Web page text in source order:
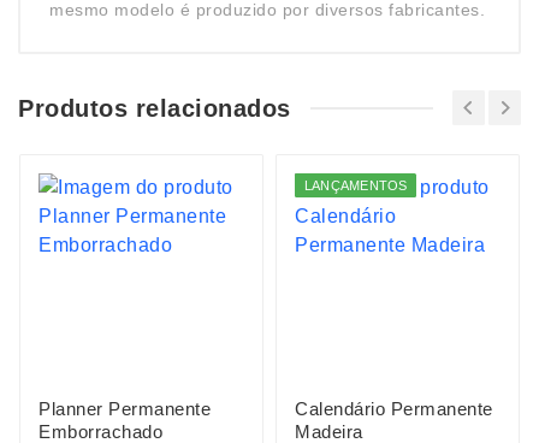
mesmo modelo é produzido por diversos fabricantes.
Produtos relacionados
Planner Permanente
Emborrachado
LANÇAMENTOS
Calendário Permanente
Madeira